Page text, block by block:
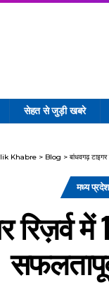
सेहत से जुड़ी खबरे
Khabre> Blog > बांधवगढ़
मध्य
रिज़र्व में